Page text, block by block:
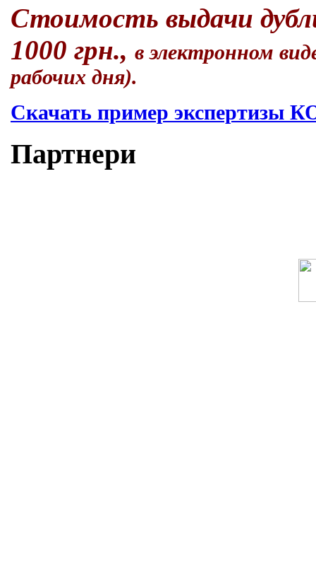
Стоимость выдачи
1000 грн., в электронном
рабочих дня).
Скачать пример
Партнери